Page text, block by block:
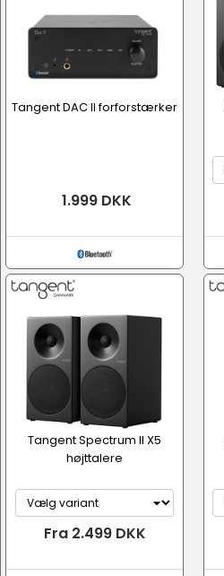
Tangent DAC II forforstærker
1.999 DKK
Tangent Spectrum II X5
højttalere
Fra 2.499 DKK